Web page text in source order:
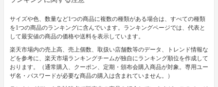
サイズや色、数量など1つの商品に複数の種類がある場合は、すべての種類
を1つの商品のランキングに含んでいます。ランキングページでは、代表と
して最安値の商品の価格や送料を表示しています。
楽天市場内の売上高、売上個数、取扱い店舗数等のデータ、トレンド情報な
どを参考に、楽天市場ランキングチームが独自にランキング順位を作成して
おります。（通常購入、クーポン、定期・頒布会購入商品が対象。専用ユー
ザ名・パスワードが必要な商品の購入は含まれていません。）